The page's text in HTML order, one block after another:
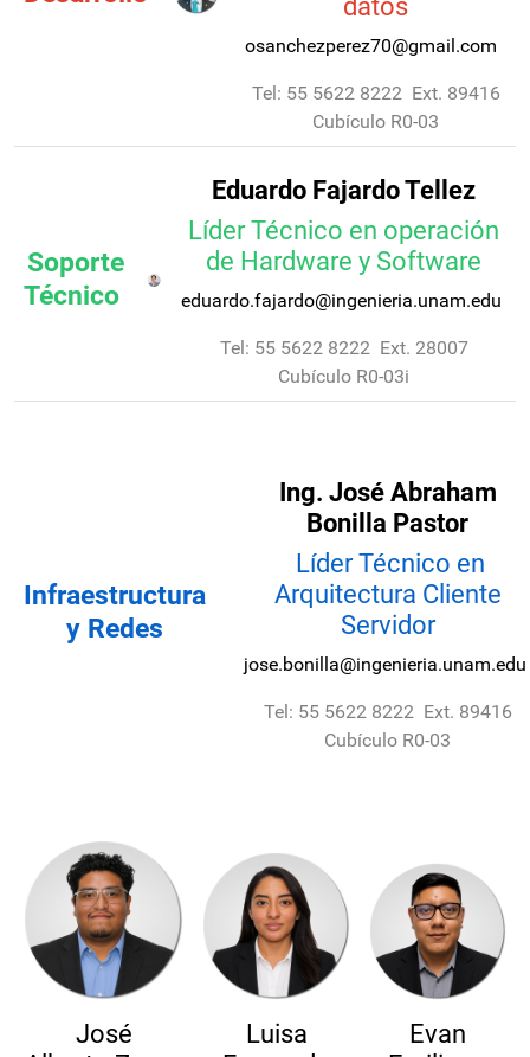
datos
osanchezperez70@gmail.com
Tel: 55 5622 8222 Ext. 89416
Cubículo R0-03
Soporte
Técnico
Eduardo Fajardo Tellez
Líder Técnico en operación
de Hardware y Software
eduardo.fajardo@ingenieria.unam.edu
Tel: 55 5622 8222 Ext. 28007
Cubículo R0-03i
Infraestructura
y Redes
Ing. José Abraham
Bonilla Pastor
Líder Técnico en
Arquitectura Cliente
Servidor
jose.bonilla@ingenieria.unam.edu
Tel: 55 5622 8222 Ext. 89416
Cubículo R0-03
José
Luisa
Evan